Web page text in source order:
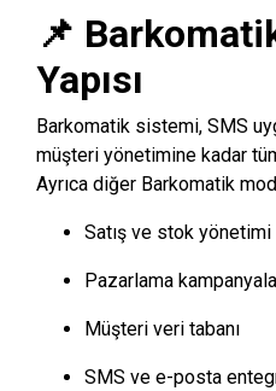
📌
Yapısı
Barkomatik sistemi, SMS
müşteri yönetimine kadar
Ayrıca diğer Barkomatik
Satış ve stok yönetimi
Pazarlama
Müşteri veri tabanı
SMS ve e-posta